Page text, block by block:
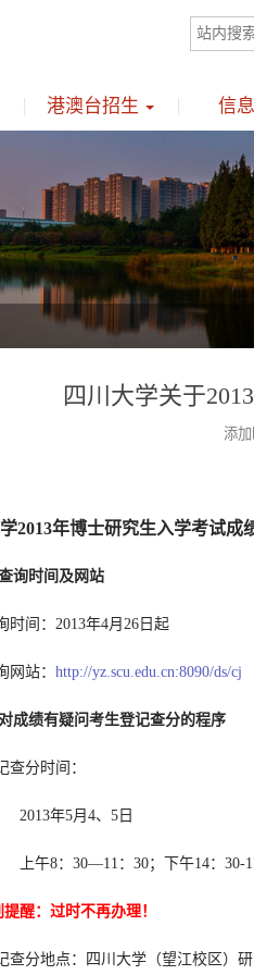
港澳台招生 信
四川大学关于
添
年博士研究生入学考试成
询时间及网站
时间：2013年4月26日起
网站： http://yz.scu.edu.cn:8090/ds/cj
成绩有疑问考生登记查分的程序
查分时间：
2013年5月4、5日
上午8：30—11：30；下午14：30-
提醒：过时不再办理！
查分地点：四川大学（望江校区）